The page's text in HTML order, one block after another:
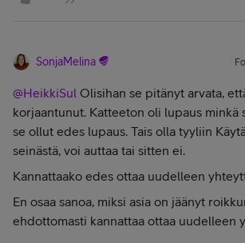
SonjaMelina
@HeikkiSul Olisihan se pitänyt arvata,
korjaantunut. Katteeton oli lupaus minkä
se ollut edes lupaus. Tais olla tyyliin
seinästä, voi auttaa tai sitten ei.
Kannattaako edes ottaa uudelleen
En osaa sanoa, miksi asia on jäänyt
ehdottomasti kannattaa ottaa uudelleen